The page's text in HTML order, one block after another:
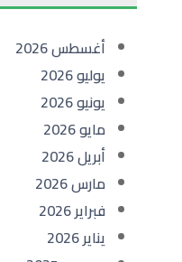
أغسطس 2026
يوليو 2026
يونيو 2026
مايو 2026
أبريل 2026
مارس 2026
فبراير 2026
يناير 2026